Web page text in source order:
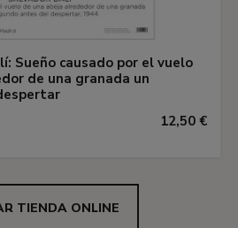
Sueño causado por el vuelo
de una granada un
12,50 €
TIENDA ONLINE